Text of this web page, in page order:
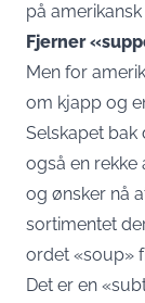
på
Fjerner
Men for
om kjapp og
Selskapet
også en rekke
og ønsker nå
sortimentet
ordet «soup»
Det er en